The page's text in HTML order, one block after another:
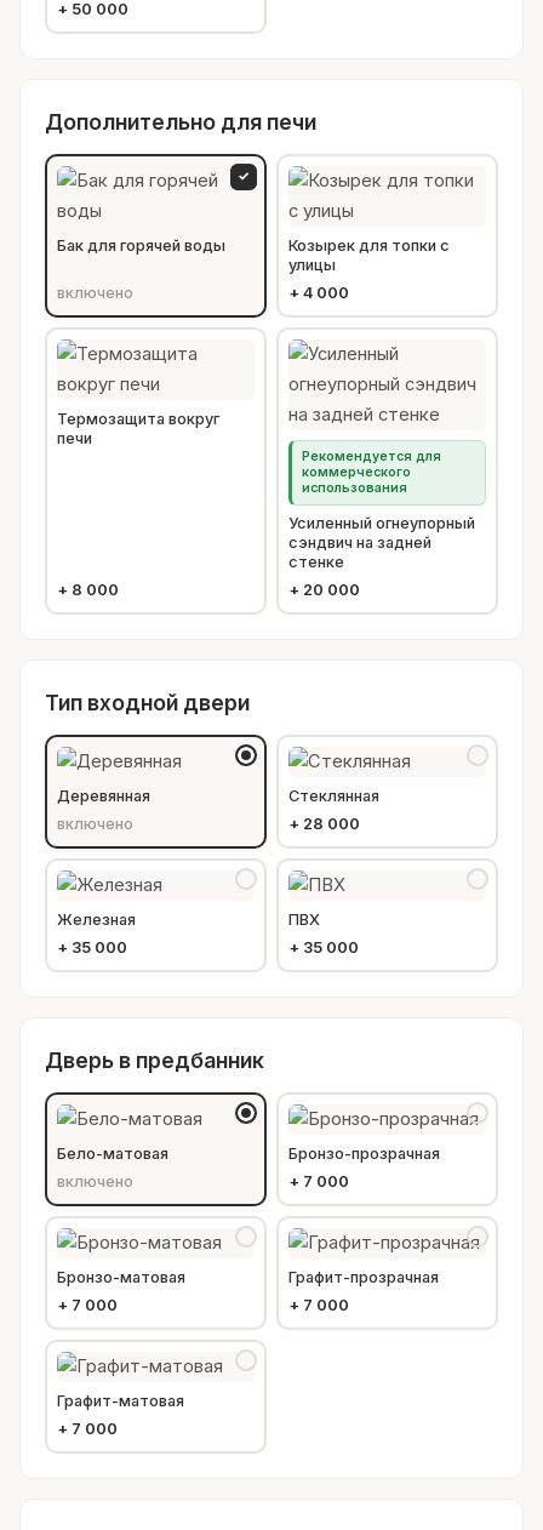
+ 50 000
Дополнительно для печи
Бак для горячей воды
включено
✓
Козырек для топки с
улицы
+ 4 000
Термозащита вокруг
печи
+ 8 000
Рекомендуется для
коммерческого
использования
Усиленный огнеупорный
сэндвич на задней
стенке
+ 20 000
Тип входной двери
Деревянная
включено
Стеклянная
+ 28 000
Железная
+ 35 000
ПВХ
+ 35 000
Дверь в предбанник
Бело-матовая
включено
Бронзо-прозрачная
+ 7 000
Бронзо-матовая
+ 7 000
Графит-прозрачная
+ 7 000
Графит-матовая
+ 7 000